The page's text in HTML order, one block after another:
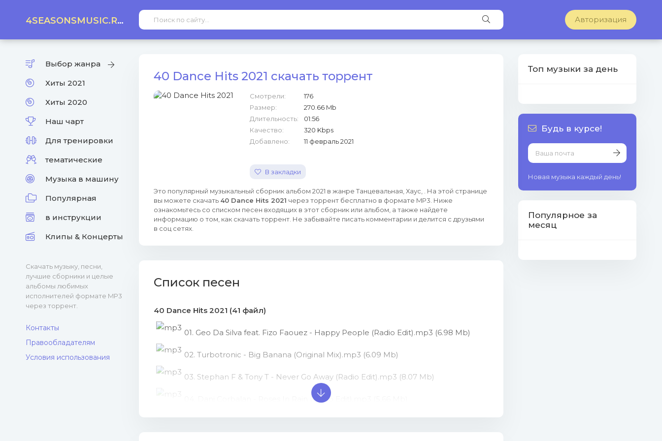
4SEASONSMUSIC.RU Авторизация
Выбор жанра
Хиты 2021
Хиты 2020
Наш чарт
Для тренировки
тематические
Музыка в машину
Популярная
в инструкции
Клипы & Концерты
Скачать музыку, песни,
лучшие сборники и целые
альбомы любимых
исполнителей формате MP3
через торрент.
Контакты
Правообладателям
Условия использования
40 Dance Hits 2021 скачать торрент
Смотрели:
176
Размер:
270.66 Mb
Длительность:
01:56
Качество:
320 Kbps
Добавлено:
11 февраль 2021
В закладки
Это популярный музыкальный сборник альбом 2021 в жанре Танцевальная, Хаус, . На этой странице
вы можете скачать 40 Dance Hits 2021 через торрент бесплатно в формате MP3. Ниже
ознакомьтесь со списком песен входящих в этот сборник или альбом, а также найдете
информацию о том, как скачать торрент. Не забывайте писать комментарии и делится с друзьями
в соц сетях.
Список песен
40 Dance Hits 2021 (41 файл)
01. Geo Da Silva feat. Fizo Faouez - Happy People (Radio Edit).mp3 (6.98 Mb)
02. Turbotronic - Big Banana (Original Mix).mp3 (6.09 Mb)
03. Stephan F & Tony T - Never Go Away (Radio Edit).mp3 (8.07 Mb)
04. Dani Corbalan - Roses In Rain (Radio Edit).mp3 (5.66 Mb)
Топ музыки за день
Будь в курсе!
Новая музыка каждый день!
Популярное за
месяц